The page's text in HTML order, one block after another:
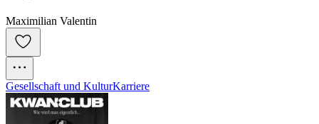
Maximilian Valentin
Gesellschaft und KulturKarriere